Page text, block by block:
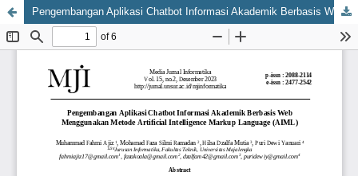
Pengembangan Aplikasi Chatbot Informasi Akademik Berbasis Web Menggunakan Metode Artificial Intelligence Markup Language (AIML)